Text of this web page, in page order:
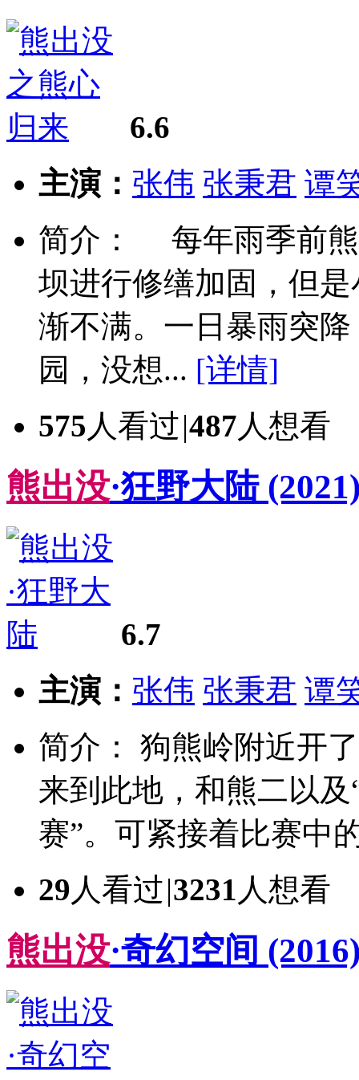
6.6
主演： 张伟 张秉君 谭
简介： 每年雨季前熊
坝进行修缮加固，但
渐不满。一日暴雨突
园，没想... [详情]
575 人看过|487人想看
熊出没·狂野大陆
6.7
主演： 张伟 张秉君 谭
简介： 狗熊岭附近开
来到此地，和熊二以
赛”。可紧接着比赛中
29 人看过|3231 人想看
熊出没·奇幻空间